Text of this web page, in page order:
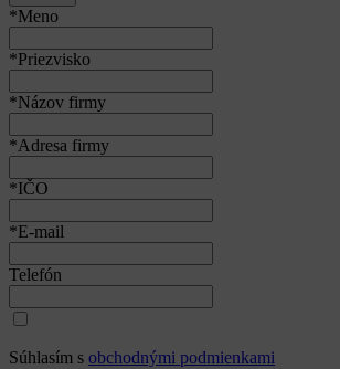
Inovato
info@inovato.sk
Projekty
Plánované
Prebiehajúce
Ukončené
O nás
Služby
Kontakt
instagram